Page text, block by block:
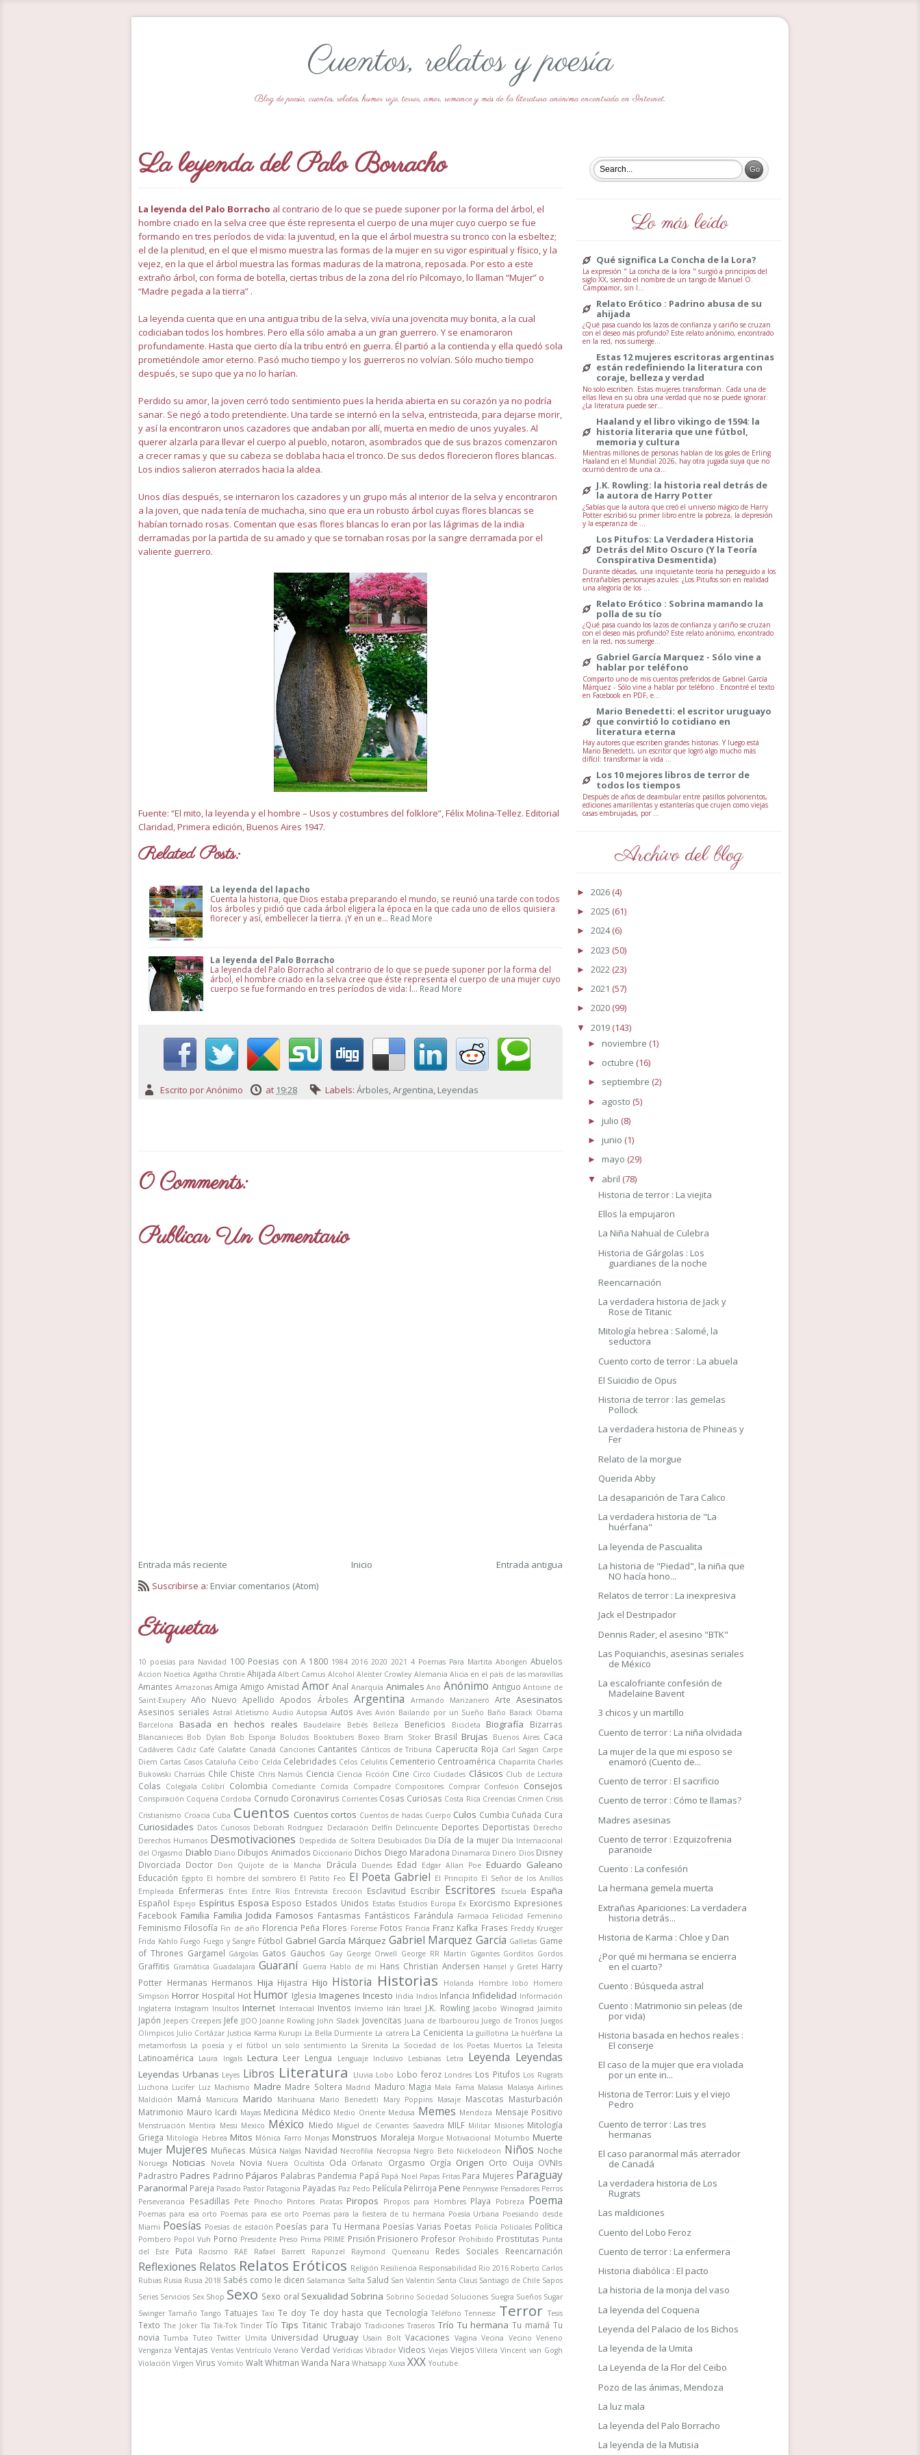
Cuentos, relatos y poesía
Blog de poesía, cuentos, relatos, humor rojo, terror, amor, romance y más de la literatura anónima encontrada en Internet.
La leyenda del Palo Borracho
La leyenda del Palo Borracho al contrario de lo que se puede suponer por la forma del árbol, el
hombre criado en la selva cree que éste representa el cuerpo de una mujer cuyo cuerpo se fue
formando en tres períodos de vida: la juventud, en la que el árbol muestra su tronco con la esbeltez;
el de la plenitud, en el que el mismo muestra las formas de la mujer en su vigor espiritual y físico, y la
vejez, en la que el árbol muestra las formas maduras de la matrona, reposada. Por esto a este
extraño árbol, con forma de botella, ciertas tribus de la zona del río Pilcomayo, lo llaman “Mujer” o
“Madre pegada a la tierra” .
La leyenda cuenta que en una antigua tribu de la selva, vivía una jovencita muy bonita, a la cual
codiciaban todos los hombres. Pero ella sólo amaba a un gran guerrero. Y se enamoraron
profundamente. Hasta que cierto día la tribu entró en guerra. Él partió a la contienda y ella quedó sola
prometiéndole amor eterno. Pasó mucho tiempo y los guerreros no volvían. Sólo mucho tiempo
después, se supo que ya no lo harían.
Perdido su amor, la joven cerró todo sentimiento pues la herida abierta en su corazón ya no podría
sanar. Se negó a todo pretendiente. Una tarde se internó en la selva, entristecida, para dejarse morir,
y así la encontraron unos cazadores que andaban por allí, muerta en medio de unos yuyales. Al
querer alzarla para llevar el cuerpo al pueblo, notaron, asombrados que de sus brazos comenzaron
a crecer ramas y que su cabeza se doblaba hacia el tronco. De sus dedos florecieron flores blancas.
Los indios salieron aterrados hacia la aldea.
Unos días después, se internaron los cazadores y un grupo más al interior de la selva y encontraron
a la joven, que nada tenía de muchacha, sino que era un robusto árbol cuyas flores blancas se
habían tornado rosas. Comentan que esas flores blancas lo eran por las lágrimas de la india
derramadas por la partida de su amado y que se tornaban rosas por la sangre derramada por el
valiente guerrero.
Fuente: “El mito, la leyenda y el hombre – Usos y costumbres del folklore”, Félix Molina-Tellez. Editorial
Claridad, Primera edición, Buenos Aires 1947.
Related Posts:
La leyenda del lapacho
Cuenta la historia, que Dios estaba preparando el mundo, se reunió una tarde con todos
los árboles y pidió que cada árbol eligiera la época en la que cada uno de ellos quisiera
florecer y así, embellecer la tierra. ¡Y en un e… Read More
La leyenda del Palo Borracho
La leyenda del Palo Borracho al contrario de lo que se puede suponer por la forma del
árbol, el hombre criado en la selva cree que éste representa el cuerpo de una mujer cuyo
cuerpo se fue formando en tres períodos de vida: l… Read More
Escrito porAnónimo at 19:28 Labels: Árboles,Argentina, Leyendas
0 Comments:
Publicar Un Comentario
Entrada más reciente Entrada antigua
Inicio
Suscribirse a: Enviar comentarios (Atom)
Etiquetas
10 poesías para Navidad 100 Poesias con A 1800 1984 2016 2020 2021 4 Poemas Para Martita Aborigen Abuelos
Accion Noetica Agatha Christie Ahijada Albert Camus Alcohol Aleister Crowley Alemania Alicia en el país de las maravillas
Amantes Amazonas Amiga Amigo Amistad Amor Anal Anarquía Animales Ano Anónimo Antiguo Antoine de
Saint-Exupery Año Nuevo Apellido Apodos Árboles Argentina Armando Manzanero Arte Asesinatos
Asesinos seriales Astral Atletismo Audio Autopsia Autos Aves Avión Bailando por un Sueño Baño Barack Obama
Barcelona
Basada en hechos reales Baudelaire Bebés Belleza Beneficios Bicicleta Biografía Bizarras
Blancanieces Bob Dylan Bob Esponja Boludos Booktubers Boxeo Bram Stoker Brasil Brujas Buenos Aires Caca
Cadáveres Cádiz Café Calafate Canadá Canciones Cantantes Cánticos de Tribuna Caperucita Roja Carl Sagan Carpe
Diem Cartas Casos Cataluña Ceibo Celda Celebridades Celos Celulitis Cementerio Centroamérica Chaparrita Charles
Bukowski Charrúas Chile Chiste Chris Namús Ciencia Ciencia Ficción Cine Circo Ciudades Clásicos Club de Lectura
Colas Colegiala Colibrí Colombia Comediante Comida Compadre Compositores Comprar Confesión Consejos
Conspiración Coquena Cordoba Cornudo Coronavirus Corrientes Cosas Curiosas Costa Rica Creencias Crimen Crisis
Cristianismo Croacia Cuba Cuentos Cuentos cortos Cuentos de hadas Cuerpo Culos Cumbia Cuñada Cura
Curiosidades Datos Curiosos Deborah Rodriguez Declaración Delfín Delincuente Deportes Deportistas Derecho
Derechos Humanos Desmotivaciones Despedida de Soltera Desubicados Día Día de la mujer Día Internacional
del Orgasmo Diablo Diario Dibujos Animados Diccionario Dichos Diego Maradona Dinamarca Dinero Dios Disney
Divorciada Doctor Don Quijote de la Mancha Drácula Duendes Edad Edgar Allan Poe Eduardo Galeano
Educación Egipto El hombre del sombrero El Patito Feo El Poeta Gabriel El Principito El Señor de los Anillos
Empleada
Enfermeras Entes Entre Ríos Entrevista Erección Esclavitud Escribir Escritores Escuela España
Español Espejo Espíritus Esposa Esposo Estados Unidos Estafas Estudios Europa Ex Exorcismo Expresiones
Facebook Familia Familia Jodida Famosos Fantasmas Fantásticos Farándula Farmacia Felicidad Femenino
Feminismo Filosofía Fin de año Florencia Peña Flores Forense Fotos Francia Franz Kafka Frases Freddy Krueger
Frida Kahlo Fuego Fuego y Sangre Fútbol Gabriel García Márquez Gabriel Marquez Garcia Galletas Game
of Thrones Gargamel Gárgolas Gatos Gauchos Gay George Orwell George RR Martin Gigantes Gorditos Gordos
Graffitis Gramática Guadalajara Guaraní Guerra Hablo de mi Hans Christian Andersen Hansel y Gretel Harry
Potter Hermanas Hermanos Hija Hijastra Hijo Historia Historias Holanda Hombre lobo
Homero
Simpson Horror Hospital Hot Humor Iglesia Imagenes Incesto India Indios Infancia Infidelidad Información
Inglaterra Instagram Insultos Internet Interracial Inventos Invierno Irán Israel J.K. Rowling Jacobo Winograd Jaimito
Japón Jeepers Creepers Jefe JJOO Joanne Rowling John Sladek Jovencitas Juana de Ibarbourou Juego de Tronos Juegos
Olimpicos Julio Cortázar Justicia Karma Kurupi La Bella Durmiente La catrera La Cenicienta La guillotina La huérfana La
metamorfosis La poesía y el fútbol un solo sentimiento La Sirenita La Sociedad de los Poetas Muertos La Telesita
Latinoamérica Laura Ingals Lectura Leer Lengua Lenguaje Inclusivo Lesbianas Letra Leyenda Leyendas
Leyendas Urbanas Leyes Libros Literatura Lluvia Lobo Lobo feroz Londres Los Pitufos Los Rugrats
Luchona Lucifer Luz Machismo Madre Madre Soltera Madrid Maduro Magia Mala Fama Malasia Malasya Airlines
Maldición
Mamá Manicura Marido Marihuana Mario Benedetti Mary Poppins Masaje Mascotas Masturbación
Matrimonio Mauro Icardi Mayas Medicina Médico Medio Oriente Medusa Memes Mendoza Mensaje Positivo
Menstruación Mentira Messi Mexico México Miedo Miguel de Cervantes Saavedra MILF Militar Misiones Mitología
Griega Mitología Hebrea Mitos Mónica Farro Monjas Monstruos Moraleja Morgue Motivacional Motumbo Muerte
Mujer Mujeres Muñecas Música Nalgas Navidad Necrofilia Necropsia Negro Beto Nickelodeon Niños Noche
Noruega Noticias Novela Novia Nuera Ocultista Oda Orfanato Orgasmo Orgía Origen Orto Ouija OVNIs
Padrastro Padres Padrino Pájaros Palabras Pandemia Papá Papá Noel Papas Fritas Para Mujeres Paraguay
Paranormal Pareja Pasado Pastor Patagonia Payadas Paz Pedo Película Pelirroja Pene Pennywise Pensadores Perros
Perseverancia
Pesadillas Pete Pinocho Pintores Piratas Piropos Piropos para Hombres Playa Pobreza Poema
Poemas para esa orto Poemas para ese orto Poemas para la fiestera de tu hermana Poesía Urbana Poesiando desde
Miami Poesías Poesías de estación Poesías para Tu Hermana Poesías Varias Poetas Policía Policiales Política
Pombero Popol Vuh Porno Presidente Preso Prima PRIME Prisión Prisionero Profesor Prohibido Prostitutas Punta
del Este
Puta Racismo RAE Rafael Barrett Rapunzel Raymond Queneanu Redes Sociales Reencarnación
Reflexiones Relatos Relatos Eróticos Religión Resiliencia Responsabilidad Rio 2016 Roberto Carlos
Rubias Rusia Rusia 2018 Sabés como le dicen Salamanca Salta Salud San Valentin Santa Claus Santiago de Chile Sapos
Series Servicios Sex Shop Sexo Sexo oral Sexualidad Sobrina Sobrino Sociedad Soluciones Suegra Sueños Sugar
Swinger Tamaño Tango Tatuajes Taxi Te doy Te doy hasta que Tecnología Teléfono Tennesse Terror Tesis
Texto The Joker Tía Tik-Tok Tinder Tío Tips Titanic Trabajo Tradiciones Traseros Trío Tu hermana Tu mamá Tu
novia Tumba Tuteo Twitter Umita Universidad Uruguay Usain Bolt Vacaciones Vagina Vecina Vecino Veneno
Venganza Ventajas Ventas Ventrículo Verano Verdad Verídicas Vibrador Videos Viejas Viejos Villera Vincent van Gogh
Violación Virgen Virus Vomito Walt Whitman Wanda Nara Whatsapp Xuxa XXX Youtube
Lo más leído
Qué significa La Concha de la Lora?
La expresión " La concha de la lora " surgió a principios del
siglo XX, siendo el nombre de un tango de Manuel O.
Campoamor, sin l...
Relato Erótico : Padrino abusa de su
ahijada
¿Qué pasa cuando los lazos de confianza y cariño se cruzan
con el deseo más profundo? Este relato anónimo, encontrado
en la red, nos sumerge...
Estas 12 mujeres escritoras argentinas
están redefiniendo la literatura con
coraje, belleza y verdad
No solo escriben. Estas mujeres transforman. Cada una de
ellas lleva en su obra una verdad que no se puede ignorar.
¿La literatura puede ser...
Haaland y el libro vikingo de 1594: la
historia literaria que une fútbol,
memoria y cultura
Mientras millones de personas hablan de los goles de Erling
Haaland en el Mundial 2026, hay otra jugada suya que no
ocurrió dentro de una ca...
J.K. Rowling: la historia real detrás de
la autora de Harry Potter
¿Sabías que la autora que creó el universo mágico de Harry
Potter escribió su primer libro entre la pobreza, la depresión
y la esperanza de ...
Los Pitufos: La Verdadera Historia
Detrás del Mito Oscuro (Y la Teoría
Conspirativa Desmentida)
Durante décadas, una inquietante teoría ha perseguido a los
entrañables personajes azules: ¿Los Pitufos son en realidad
una alegoría de los ...
Relato Erótico : Sobrina mamando la
polla de su tío
¿Qué pasa cuando los lazos de confianza y cariño se cruzan
con el deseo más profundo? Este relato anónimo, encontrado
en la red, nos sumerge...
Gabriel García Marquez - Sólo vine a
hablar por teléfono
Comparto uno de mis cuentos preferidos de Gabriel García
Márquez - Sólo vine a hablar por teléfono . Encontré el texto
en Facebook en PDF, e...
Mario Benedetti: el escritor uruguayo
que convirtió lo cotidiano en
literatura eterna
Hay autores que escriben grandes historias. Y luego está
Mario Benedetti, un escritor que logró algo mucho más
difícil: transformar la vida ...
Los 10 mejores libros de terror de
todos los tiempos
Después de años de deambular entre pasillos polvorientos,
ediciones amarillentas y estanterías que crujen como viejas
casas embrujadas, por ...
Archivo del blog
► 2026 (4)
► 2025 (61)
► 2024(6)
► 2023 (50)
► 2022 (23)
► 2021 (57)
► 2020 (99)
▼ 2019 (143)
► noviembre (1)
► octubre (16)
► septiembre (2)
► agosto (5)
► julio (8)
► junio (1)
► mayo (29)
▼ abril (78)
Historia de terror : La viejita
Ellos la empujaron
La Niña Nahual de Culebra
Historia de Gárgolas : Los
guardianes de la noche
Reencarnación
La verdadera historia de Jack y
Rose de Titanic
Mitología hebrea : Salomé, la
seductora
Cuento corto de terror : La abuela
El Suicidio de Opus
Historia de terror : las gemelas
Pollock
La verdadera historia de Phineas y
Fer
Relato de la morgue
Querida Abby
La desaparición de Tara Calico
La verdadera historia de "La
huérfana"
La leyenda de Pascualita
La historia de "Piedad", la niña que
NO hacía hono...
Relatos de terror : La inexpresiva
Jack el Destripador
Dennis Rader, el asesino "BTK"
Las Poquianchis, asesinas seriales
de México
La escalofriante confesión de
Madelaine Bavent
3 chicos y un martillo
Cuento de terror : La niña olvidada
La mujer de la que mi esposo se
enamoró (Cuento de...
Cuento de terror : El sacrificio
Cuento de terror : Cómo te llamas?
Madres asesinas
Cuento de terror : Ezquizofrenia
paranoide
Cuento : La confesión
La hermana gemela muerta
Extrañas Apariciones: La verdadera
historia detrás...
Historia de Karma : Chloe y Dan
¿Por qué mi hermana se encierra
en el cuarto?
Cuento : Búsqueda astral
Cuento : Matrimonio sin peleas (de
por vida)
Historia basada en hechos reales :
El conserje
El caso de la mujer que era violada
por un ente in...
Historia de Terror: Luis y el viejo
Pedro
Cuento de terror : Las tres
hermanas
El caso paranormal más aterrador
de Canadá
La verdadera historia de Los
Rugrats
Las maldiciones
Cuento del Lobo Feroz
Cuento de terror : La enfermera
Historia diabólica : El pacto
La historia de la monja del vaso
La leyenda del Coquena
Leyenda del Palacio de los Bichos
La leyenda de la Umita
La Leyenda de la Flor del Ceibo
Pozo de las ánimas, Mendoza
La luz mala
La leyenda del Palo Borracho
La leyenda de la Mutisia